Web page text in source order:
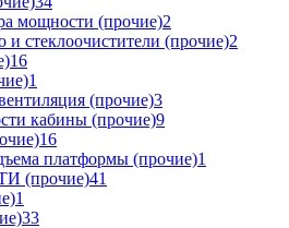
мощности (прочие)2
и стеклоочистители (прочие)2
16
1
(прочие)3
кабины (прочие)9
16
платформы (прочие)1
(прочие)41
1
33